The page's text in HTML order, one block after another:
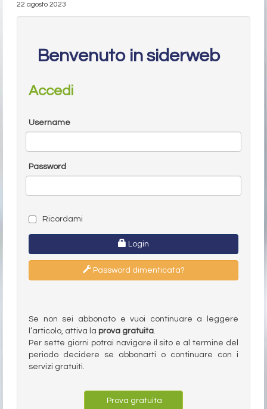
22 agosto 2023
Benvenuto in siderweb
Accedi
Username
Password
Ricordami
Login
Password dimenticata?
Se non sei abbonato e vuoi continuare a leggere
l’articolo, attiva la prova gratuita.
Per sette giorni potrai navigare il sito e al termine del
periodo decidere se abbonarti o continuare con i
servizi gratuiti.
Prova gratuita